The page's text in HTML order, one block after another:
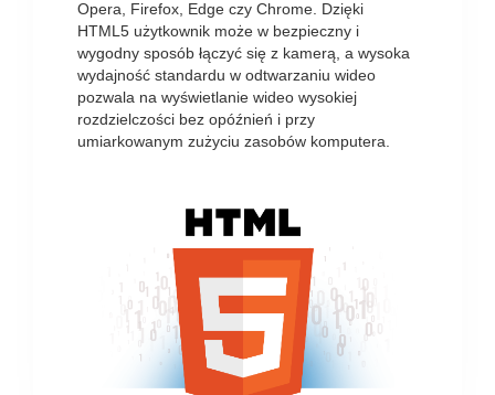
Opera, Firefox, Edge czy Chrome. Dzięki
HTML5 użytkownik może w bezpieczny i
wygodny sposób łączyć się z kamerą, a wysoka
wydajność standardu w odtwarzaniu wideo
pozwala na wyświetlanie wideo wysokiej
rozdzielczości bez opóźnień i przy
umiarkowanym zużyciu zasobów komputera.